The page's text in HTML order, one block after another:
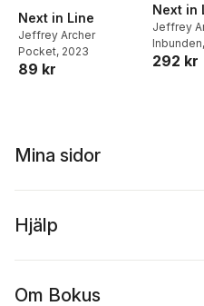
Next in Line
Jeffrey Archer
Pocket, 2023
89 kr
Next in
Jeffrey
Inbunden
292 kr
Mina sidor
Hjälp
Om Bokus